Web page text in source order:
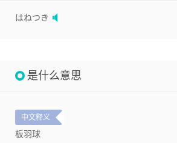
はねつき
是什么意思
中文释义
板羽球